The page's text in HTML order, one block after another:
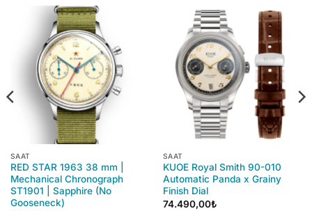
SAAT
RED STAR 1963 38 mm |
Mechanical Chronograph
ST1901 | Sapphire (No
Gooseneck)
SAAT
KUOE Royal Smith 90-010
Automatic Panda x Grainy
Finish Dial
74.490,00₺